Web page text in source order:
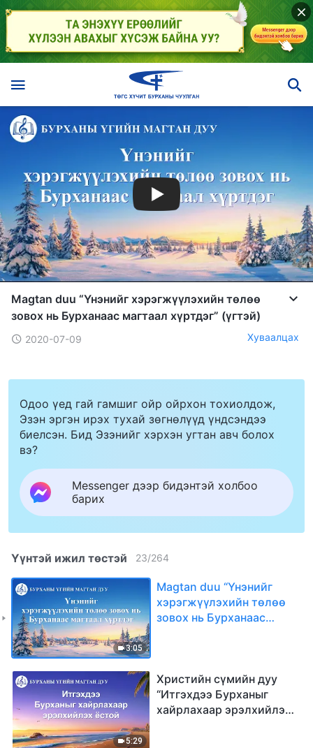
Magtan duu “Үнэнийг хэрэгжүүлэхийн төлөө
зовох нь Бурханаас магтаал хүртдэг” (үгтэй)
2020-07-09 Хуваалцах
Одоо үед гай гамшиг ойр ойрхон тохиолдож,
Эзэн эргэн ирэх тухай зөгнөлүүд үндсэндээ
биелсэн. Бид Эзэнийг хэрхэн угтан авч болох
вэ?
Messenger дээр бидэнтэй холбоо
барих
Үүнтэй ижил төстэй 23/264
3:05
Magtan duu “Үнэнийг
хэрэгжүүлэхийн төлөө
зовох нь Бурханаас
5:29
Христийн сүмийн дуу
“Итгэхдээ Бурханыг
хайрлахаар эрэлхийлэх